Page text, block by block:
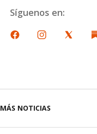
Síguenos en:
MÁS NOTICIAS